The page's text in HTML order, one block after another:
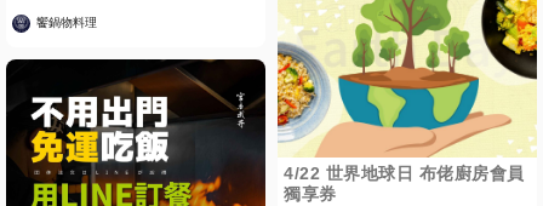
4/22 世界地球日 布佬廚房會員
獨享券
饗鍋物料理